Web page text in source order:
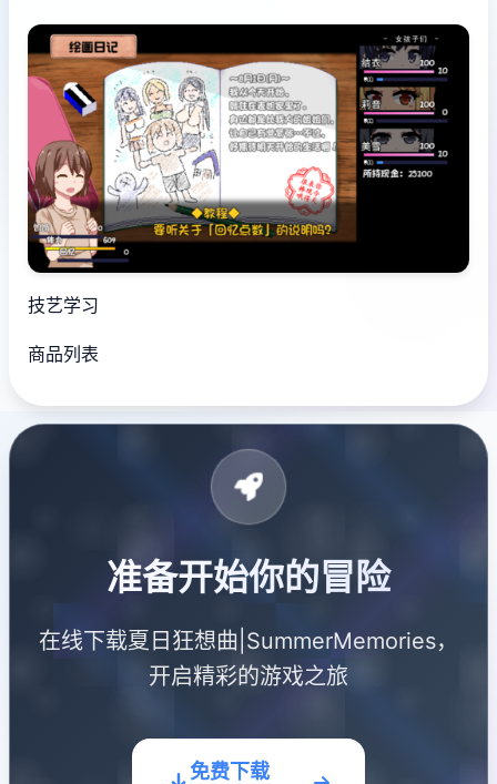
技艺学习
商品列表
准备开始你的冒险
在线下载夏日狂想曲|SummerMemories，
开启精彩的游戏之旅
免费下载